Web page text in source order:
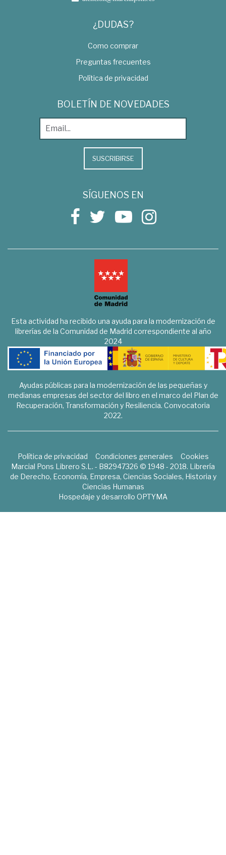
¿DUDAS?
Como comprar
Preguntas frecuentes
Política de privacidad
BOLETÍN DE NOVEDADES
SUSCRIBIRSE
SÍGUENOS EN
Esta actividad ha recibido una ayuda para la modernización de
librerías de la Comunidad de Madrid correspondiente al año
2024
Ayudas públicas para la modernización de las pequeñas y
medianas empresas del sector del libro en el marco del Plan de
Recuperación, Transformación y Resiliencia. Convocatoria
2022.
Política de privacidad Condiciones generales
Cookies
Marcial Pons Librero S.L. - B82947326 © 1948 - 2018. Librería
de Derecho, Economía, Empresa, Ciencias Sociales, Historia y
Ciencias Humanas
Hospedaje y desarrollo OPTYMA